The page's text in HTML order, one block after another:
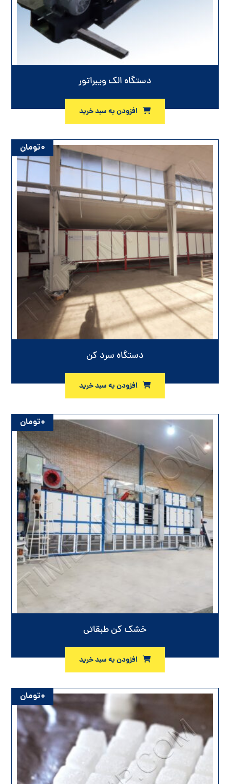
دستگاه الک ویبراتور
افزودن به سبد خرید
دستگاه سرد کن
۰تومان
افزودن به سبد خرید
خشک کن طبقاتی
۰تومان
افزودن به سبد خرید
۰تومان